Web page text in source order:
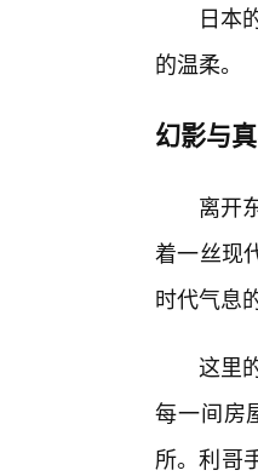
日本
的温柔。
幻影与
离开
着一丝现
时代气息
这里
每一间房
所。利哥